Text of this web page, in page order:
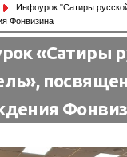
Инфоурок "Сатиры
Фонвизина
«Сатиры